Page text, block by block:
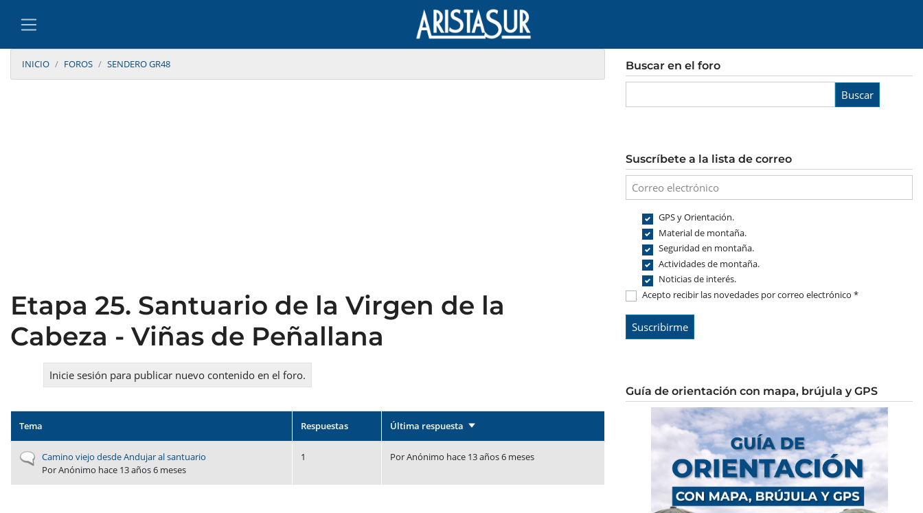
INICIO FOROS SENDERO GR48
Etapa 25. Santuario de la Virgen de la
Cabeza - Viñas de Peñallana
Inicie sesión para publicar nuevo contenido en el foro.
Tema Respuestas Última respuesta Ordenar ascendente
Discusión normal
Camino viejo desde Andujar al santuario
PorAnónimo hace 13 años 6 meses
1 PorAnónimo hace 13 años 6 meses
Buscar en el foro
Buscar
Suscríbete a la lista de correo
GPS y Orientación.
Material de montaña.
Seguridad en montaña.
Actividades de montaña.
Noticias de interés.
Acepto recibir las novedades por correo electrónico *
Guía de orientación con mapa, brújula y GPS